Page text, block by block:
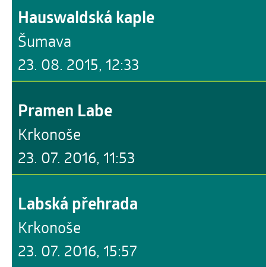
23. 08. 2015, 12:33
Hauswaldská kaple
Šumava
23. 07. 2016, 11:53
Pramen Labe
Krkonoše
23. 07. 2016, 15:57
Labská přehrada
Krkonoše